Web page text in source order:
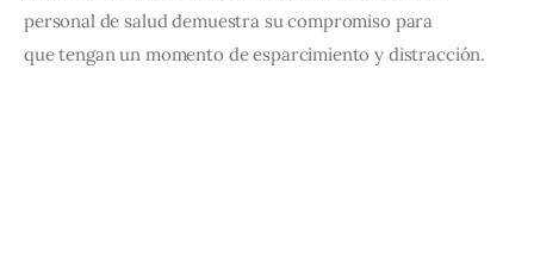
personal de salud demuestra su compromiso para
que tengan un momento de esparcimiento y distracción.